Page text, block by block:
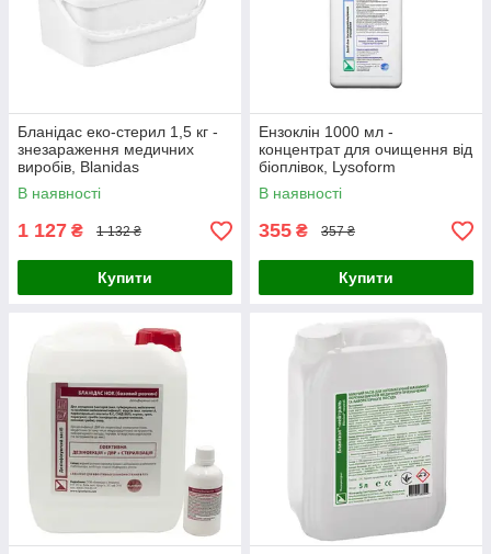
Бланідас еко-стерил 1,5 кг -
знезараження медичних
виробів, Blanidas
В наявності
1 127 ₴ 1 132 ₴
Купити
Ензоклін 1000 мл -
концентрат для очищення від
біоплівок, Lysoform
В наявності
355 ₴ 357 ₴
Купити